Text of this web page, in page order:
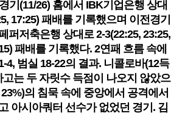
기(11/26) 홈에서 IBK기업은행 상대
17:25) 패배를 기록했으며 이전경기
퍼저축은행 상대로 2-3(22:25, 23:25,
패배를 기록했다. 2연패 흐름 속에
4, 범실 18-22의 결과. 니콜로바(12득
고는 두 자릿수 득점이 나오지 않았으
의 침묵 속에 중앙에서 공격에서
아시아쿼터 선수가 없었던 경기. 김